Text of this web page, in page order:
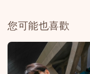
您可能也喜歡